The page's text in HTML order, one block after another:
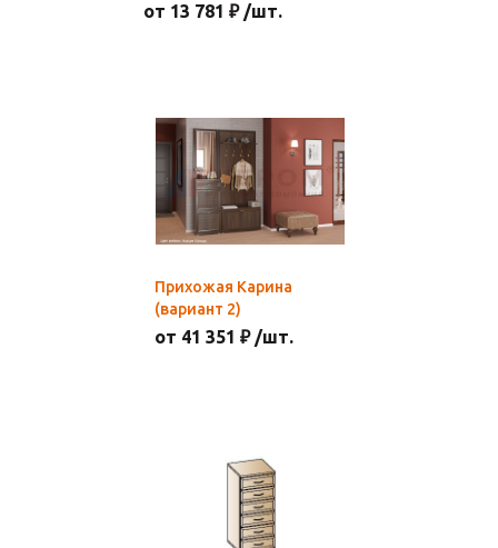
от 13 781 ₽ /шт.
Прихожая Карина
(вариант 2)
от 41 351 ₽ /шт.